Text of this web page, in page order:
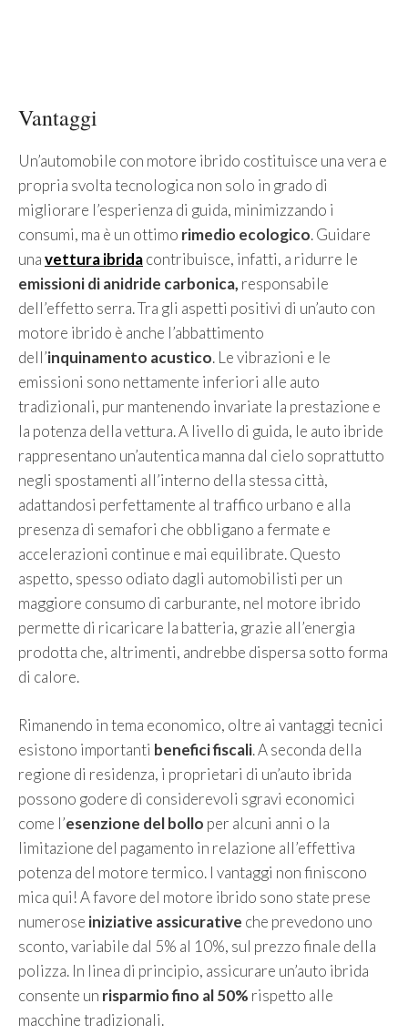
Vantaggi
Un’automobile con motore ibrido costituisce una vera e
propria svolta tecnologica non solo in grado di
migliorare l’esperienza di guida, minimizzando i
consumi, ma è un ottimo rimedio ecologico. Guidare
unavettura ibridacontribuisce, infatti, a ridurre le
emissioni di anidride carbonica, responsabile
dell’effetto serra. Tra gli aspetti positivi di un’auto con
motore ibrido è anche l’abbattimento
dell’inquinamento acustico. Le vibrazioni e le
emissioni sono nettamente inferiori alle auto
tradizionali, pur mantenendo invariate la prestazione e
la potenza della vettura. A livello di guida, le auto ibride
rappresentano un’autentica manna dal cielo soprattutto
negli spostamenti all’interno della stessa città,
adattandosi perfettamente al traffico urbano e alla
presenza di semafori che obbligano a fermate e
accelerazioni continue e mai equilibrate. Questo
aspetto, spesso odiato dagli automobilisti per un
maggiore consumo di carburante, nel motore ibrido
permette di ricaricare la batteria, grazie all’energia
prodotta che, altrimenti, andrebbe dispersa sotto forma
di calore.
Rimanendo in tema economico, oltre ai vantaggi tecnici
esistono importanti benefici fiscali. A seconda della
regione di residenza, i proprietari di un’auto ibrida
possono godere di considerevoli sgravi economici
come l’esenzione del bollo per alcuni anni o la
limitazione del pagamento in relazione all’effettiva
potenza del motore termico. I vantaggi non finiscono
mica qui! A favore del motore ibrido sono state prese
numerose iniziative assicurative che prevedono uno
sconto, variabile dal 5% al 10%, sul prezzo finale della
polizza. In linea di principio, assicurare un’auto ibrida
consente un risparmio fino al 50% rispetto alle
macchine tradizionali.